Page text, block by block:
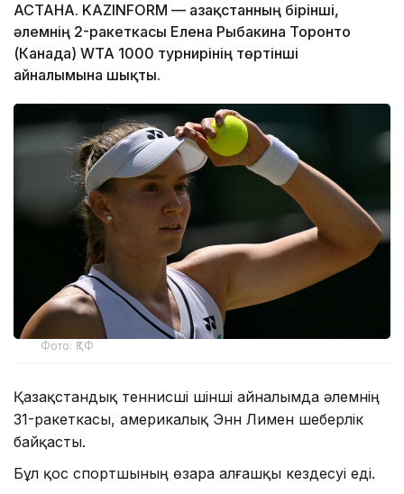
АСТАНА. KAZINFORM — Қазақстанның бірінші,
әлемнің 2-ракеткасы Елена Рыбакина Торонто
(Канада) WTA 1000 турнирінің төртінші
айналымына шықты.
Фото: ҚТФ
Қазақстандық теннисші үшінші айналымда әлемнің
31-ракеткасы, америкалық Энн Лимен шеберлік
байқасты.
Бұл қос спортшының өзара алғашқы кездесуі еді.